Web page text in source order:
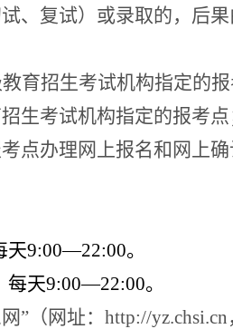
、复试）或录取的，后
育招生考试机构指定的
生考试机构指定的报考
点办理网上报名和网上确
天9:00—22:00。
每天9:00—22:00。
” （网址： http://yz.chsi.cn